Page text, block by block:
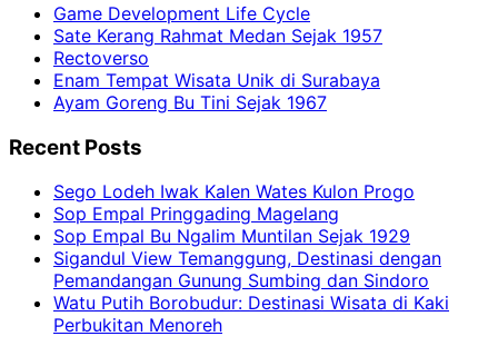
Game Development Life Cycle
Sate Kerang Rahmat Medan Sejak 1957
Rectoverso
Enam Tempat Wisata Unik di Surabaya
Ayam Goreng Bu Tini Sejak 1967
Recent Posts
Sego Lodeh Iwak Kalen Wates Kulon Progo
Sop Empal Pringgading Magelang
Sop Empal Bu Ngalim Muntilan Sejak 1929
Sigandul View Temanggung, Destinasi dengan
Pemandangan Gunung Sumbing dan Sindoro
Watu Putih Borobudur: Destinasi Wisata di Kaki
Perbukitan Menoreh